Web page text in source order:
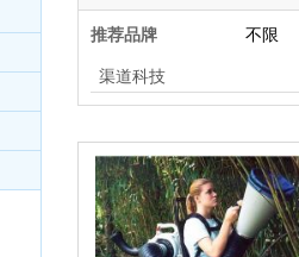
推荐品牌 不限
渠道科技